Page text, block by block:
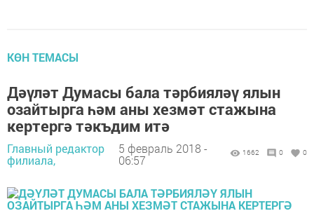
КӨН ТЕМАСЫ
Дәүләт Думасы бала тәрбияләү ялын
озайтырга һәм аны хезмәт стажына
кертергә тәкъдим итә
Главный редактор
филиала,
5 февраль 2018 -
06:57
1662 0 0